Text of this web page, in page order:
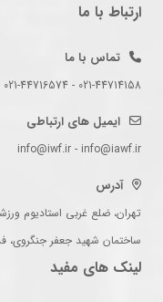
ارتباط با ما
تماس با ما
021-44714158 - 021-44716574 - 021-44714489
ایمیل های ارتباطی
info@iwf.ir - info@iawf.ir
آدرس
تهران، ضلع غربی استادیوم
ساختمان شهید جعفر جنگروی،
لینک های مفید